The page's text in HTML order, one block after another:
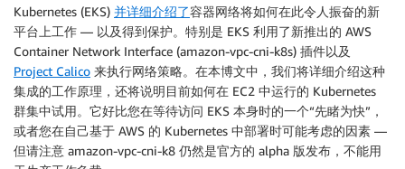
Kubernetes (EKS) 并详细介绍了容器网络将如何在此令人振奋的新
平台上工作 — 以及得到保护。特别是 EKS 利用了新推出的 AWS
Container Network Interface (amazon-vpc-cni-k8s) 插件以及
Project Calico 来执行网络策略。在本博文中，我们将详细介绍这种
集成的工作原理，还将说明目前如何在 EC2 中运行的 Kubernetes
群集中试用。它好比您在等待访问 EKS 本身时的一个“先睹为快”，
或者您在自己基于 AWS 的 Kubernetes 中部署时可能考虑的因素 —
但请注意 amazon-vpc-cni-k8 仍然是官方的 alpha 版发布，不能用